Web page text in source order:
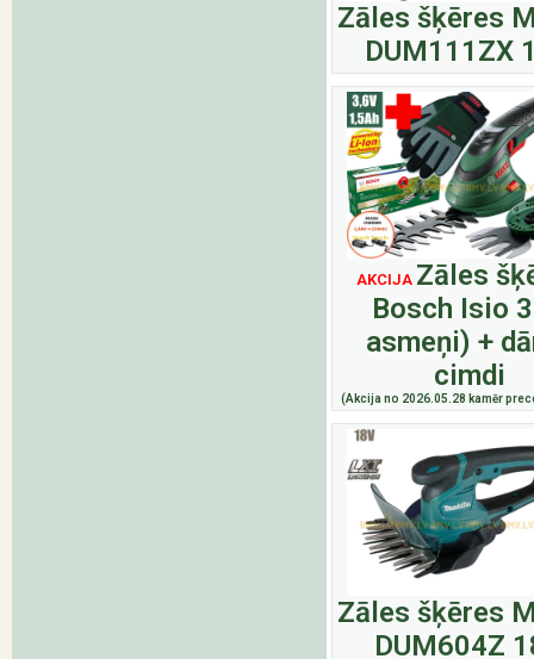
Zāles šķēres
DUM111ZX
AKCIJA Zāles
Bosch Isio
asmeņi) +
cimdi
(Akcija no 2026.05.28 kamēr
Zāles šķēres
DUM604Z